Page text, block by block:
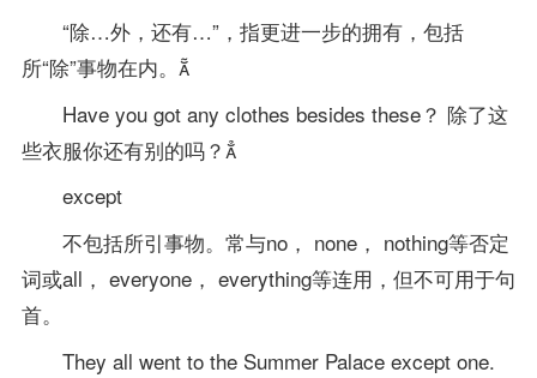
“除…外，还有…”，指更进一步的拥有，包括
所“除”事物在内。
Have you got any clothes besides these？ 除了这
些衣服你还有别的吗？
except
不包括所引事物。常与no， none， nothing等否定
词或all， everyone， everything等连用，但不可用于句
首。
They all went to the Summer Palace except one.